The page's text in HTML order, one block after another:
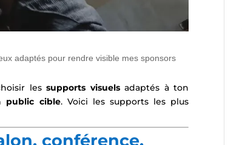
adaptés pour rendre visible mes sponsors
lessupports visuelsadaptés à ton
public cible. Voici les supports les plus
conférence,